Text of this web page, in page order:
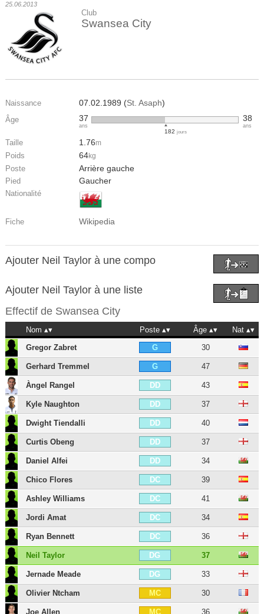
25.06.2013
Club
Swansea City
Naissance 07.02.1989 (St. Asaph)
Âge 37
ans
182 jours
38
ans
Taille 1.76m
Poids 64kg
Poste Arrière gauche
Pied Gaucher
Nationalité
Fiche Wikipedia
Ajouter Neil Taylor à une compo
Ajouter Neil Taylor à une liste
Effectif de Swansea City
Nom Poste Âge
Nat
Gregor Zabret
G 30
Gerhard Tremmel G 47
Àngel Rangel DD 43
Kyle Naughton DD 37
Dwight Tiendalli DD 40
Curtis Obeng DD 37
Daniel Alfei DD 34
Chico Flores DC 39
Ashley Williams DC 41
Jordi Amat DC 34
Ryan Bennett DC 36
Neil Taylor DG 37
Jernade Meade DG 33
Olivier Ntcham MC 30
Joe Allen MC 36